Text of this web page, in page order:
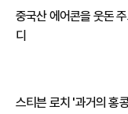
중국산 에어콘을 웃돈
디
스티븐 로치 '과거의 홍